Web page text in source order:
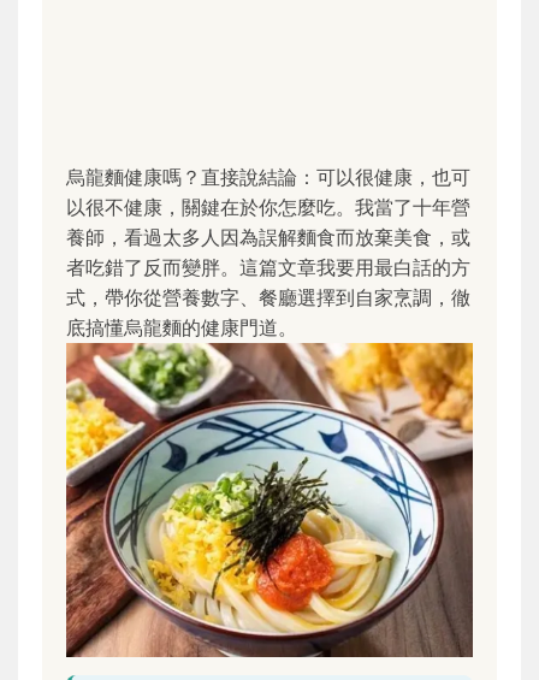
烏龍麵健康嗎？直接說結論：可以很健康，也可
以很不健康，關鍵在於你怎麼吃。我當了十年營
養師，看過太多人因為誤解麵食而放棄美食，或
者吃錯了反而變胖。這篇文章我要用最白話的方
式，帶你從營養數字、餐廳選擇到自家烹調，徹
底搞懂烏龍麵的健康門道。